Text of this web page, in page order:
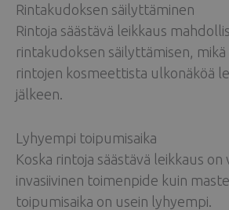
Rintakudoksen säilyttäminen
Rintoja säästävä leikkaus
rintakudoksen säilyttämisen, mikä
rintojen kosmeettista ulkonäköä
jälkeen.
Lyhyempi toipumisaika
Koska rintoja säästävä leikkaus on
invasiivinen toimenpide kuin
toipumisaika on usein lyhyempi.